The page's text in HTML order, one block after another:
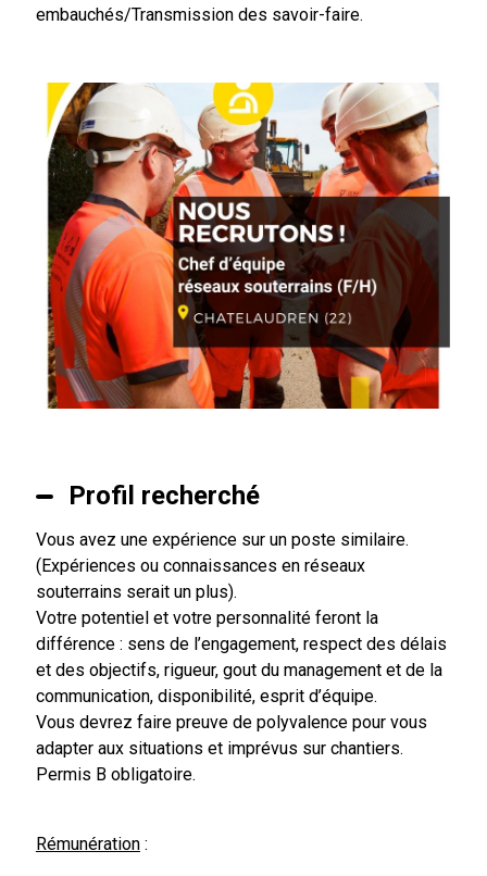
embauchés/Transmission des savoir-faire.
Profil recherché
Vous avez une expérience sur un poste similaire.
(Expériences ou connaissances en réseaux
souterrains serait un plus).
Votre potentiel et votre personnalité feront la
différence : sens de l’engagement, respect des délais
et des objectifs, rigueur, gout du management et de la
communication, disponibilité, esprit d’équipe.
Vous devrez faire preuve de polyvalence pour vous
adapter aux situations et imprévus sur chantiers.
Permis B obligatoire.
Rémunération: